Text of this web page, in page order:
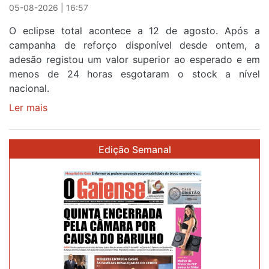
Sintra
primeira
etapa
da
87ª
Volta
05-08-2026 | 16:57
O eclipse total acontece a 12 de agosto. Após a
campanha de reforço disponível desde ontem, a
adesão registou um valor superior ao esperado e em
menos de 24 horas esgotaram o stock a nível
nacional.
Ler mais
eclipse
solar
esgotam
menos
Edição Semanal